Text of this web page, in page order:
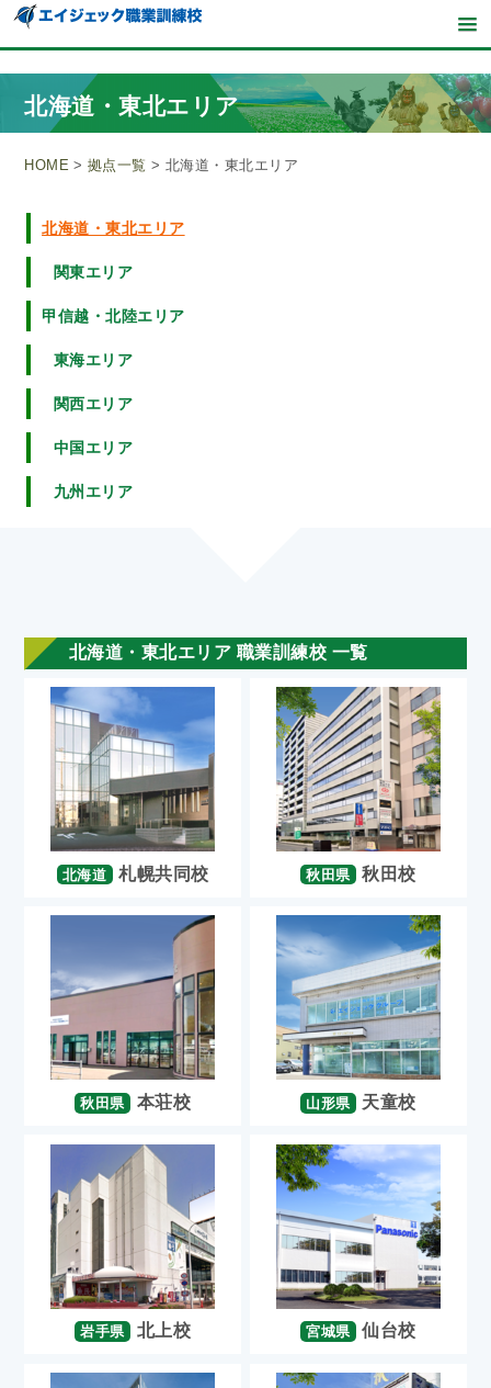
北海道・東北エリア
HOME > 拠点一覧 > 北海道・東北エリア
北海道・東北エリア
関東エリア
甲信越・北陸エリア
東海エリア
関西エリア
中国エリア
九州エリア
北海道・東北エリア 職業訓練校 一覧
北海道 札幌共同校 秋田県 秋田校
秋田県 本荘校 山形県 天童校
岩手県 北上校 宮城県 仙台校